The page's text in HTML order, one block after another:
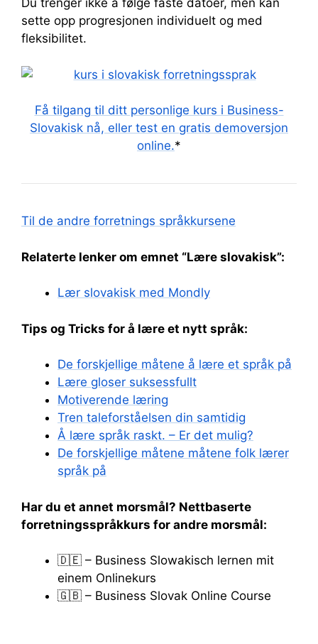
Du trenger ikke å følge faste datoer, men kan
sette opp progresjonen individuelt og med
fleksibilitet.
Få tilgang til ditt personlige kurs i Business-
Slovakisk nå, eller test en gratis demoversjon
online.*
Til de andre forretnings språkkursene
Relaterte lenker om emnet “Lære slovakisk”:
Lær slovakisk med Mondly
Tips og Tricks for å lære et nytt språk:
De forskjellige måtene å lære et språk på
Lære gloser suksessfullt
Motiverende læring
Tren taleforståelsen din samtidig
Å lære språk raskt. – Er det mulig?
De forskjellige måtene måtene folk lærer
språk på
Har du et annet morsmål? Nettbaserte
forretningsspråkkurs for andre morsmål:
🇩🇪 – Business Slowakisch lernen mit
einem Onlinekurs
🇬🇧 – Business Slovak Online Course